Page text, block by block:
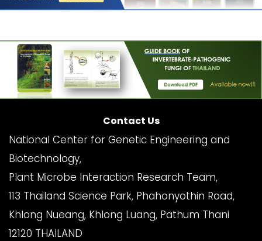
Contact Us
National Center for Genetic Engineering and
Biotechnology,
Plant Microbe Interaction Research Team,
113 Thailand Science Park, Phahonyothin Road,
Khlong Nueang, Khlong Luang, Pathum Thani
12120 THAILAND